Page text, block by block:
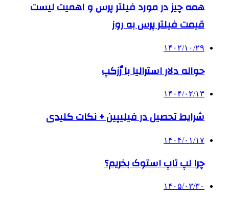
همه چیز در مورد فیلتر پرس و اهمیت لیست
قیمت فیلتر پرس به روز
۱۴۰۲/۱۰/۲۹
حواله دلار استرالیا با رٌزکپ
۱۴۰۴/۰۲/۱۳
شرایط تحصیل در فیلیپین + نکات کلیدی
۱۴۰۴/۰۱/۱۷
چرا لپ تاپ استوک بخریم؟
۱۴۰۵/۰۳/۳۰